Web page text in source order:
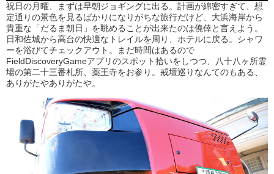
祝日の月曜、まずは早朝ジョギングに出る。計画が綿密すぎて、想
定通りの景色を見るばかりになりがちな旅行だけど、大浜海岸から
貴重な「だるま朝日」を眺めることが出来たのは僥倖と言えよう。
日和佐城から高台の快適なトレイルを周り、ホテルに戻る。シャワ
ーを浴びてチェックアウト。まだ時間はあるので
FieldDiscoveryGameアプリのスポット拾いをしつつ、八十八ヶ所霊
場の第二十三番札所、薬王寺をお参り。戒壇巡りなんてのもある、
ありがたやありがたや。